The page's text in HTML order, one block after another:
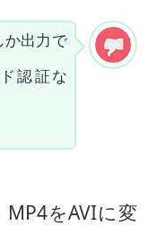
か出力で
認証な
をAVIに変